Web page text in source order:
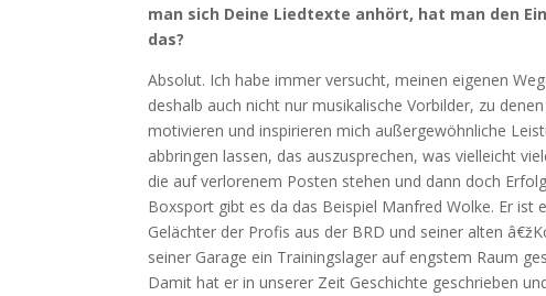
man sich Deine Liedtexte anhört, hat man den
das?
Absolut. Ich habe immer versucht, meinen eigenen
deshalb auch nicht nur musikalische Vorbilder, zu
motivieren und inspirieren mich außergewöhnliche
abbringen lassen, das auszusprechen, was vielleicht
die auf verlorenem Posten stehen und dann doch
Boxsport gibt es da das Beispiel Manfred Wolke. Er ist
Gelächter der Profis aus der BRD und seiner alten
seiner Garage ein Trainingslager auf engstem Raum
Damit hat er in unserer Zeit Geschichte geschrieben